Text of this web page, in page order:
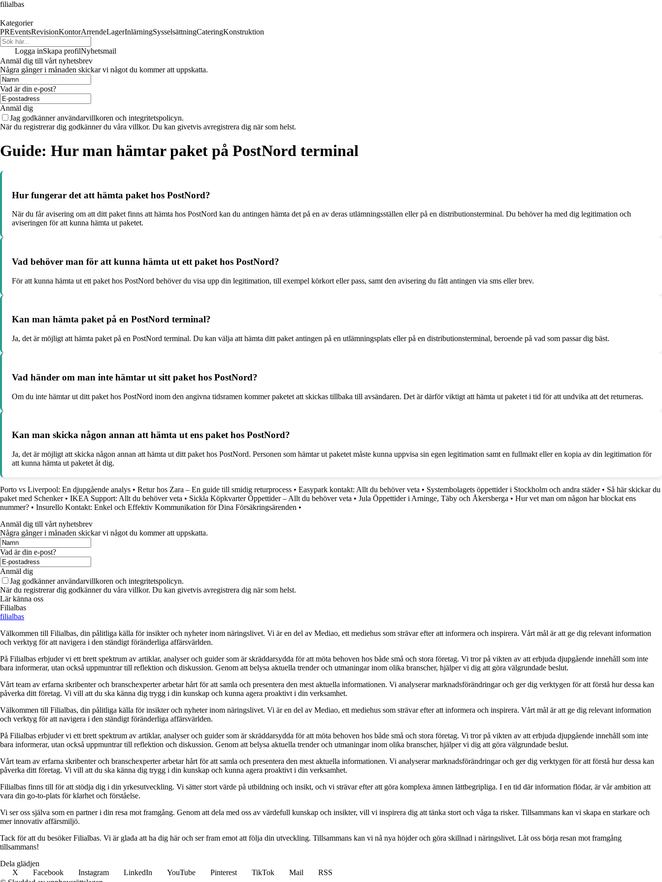
filialbas
Kategorier
PREventsRevisionKontorArrendeLagerInlärningSysselsättningCateringKonstruktion
Logga inSkapa profilNyhetsmail
Anmäl dig till vårt nyhetsbrev
Några gånger i månaden skickar vi något du kommer att uppskatta.
Vad är din e-post?
Anmäl dig
Jag godkänner användarvillkoren och integritetspolicyn.
När du registrerar dig godkänner du våra villkor. Du kan givetvis avregistrera dig när som helst.
Guide: Hur man hämtar paket på PostNord terminal
Hur fungerar det att hämta paket hos PostNord?
När du får avisering om att ditt paket finns att hämta hos PostNord kan du antingen hämta det på en av deras utlämningsställen eller på en distributionsterminal. Du behöver ha med dig legitimation och
aviseringen för att kunna hämta ut paketet.
Vad behöver man för att kunna hämta ut ett paket hos PostNord?
För att kunna hämta ut ett paket hos PostNord behöver du visa upp din legitimation, till exempel körkort eller pass, samt den avisering du fått antingen via sms eller brev.
Kan man hämta paket på en PostNord terminal?
Ja, det är möjligt att hämta paket på en PostNord terminal. Du kan välja att hämta ditt paket antingen på en utlämningsplats eller på en distributionsterminal, beroende på vad som passar dig bäst.
Vad händer om man inte hämtar ut sitt paket hos PostNord?
Om du inte hämtar ut ditt paket hos PostNord inom den angivna tidsramen kommer paketet att skickas tillbaka till avsändaren. Det är därför viktigt att hämta ut paketet i tid för att undvika att det returneras.
Kan man skicka någon annan att hämta ut ens paket hos PostNord?
Ja, det är möjligt att skicka någon annan att hämta ut ditt paket hos PostNord. Personen som hämtar ut paketet måste kunna uppvisa sin egen legitimation samt en fullmakt eller en kopia av din legitimation för
att kunna hämta ut paketet åt dig.
Porto vs Liverpool: En djupgående analys • Retur hos Zara – En guide till smidig returprocess • Easypark kontakt: Allt du behöver veta • Systembolagets öppettider i Stockholm och andra städer• Så här skickar du
paket med Schenker• IKEA Support: Allt du behöver veta • Sickla Köpkvarter Öppettider – Allt du behöver veta • Jula Öppettider i Arninge, Täby och Åkersberga • Hur vet man om någon har blockat ens
nummer? • Insurello Kontakt: Enkel och Effektiv Kommunikation för Dina Försäkringsärenden •
Anmäl dig till vårt nyhetsbrev
Några gånger i månaden skickar vi något du kommer att uppskatta.
Vad är din e-post?
Anmäl dig
Jag godkänner användarvillkoren och integritetspolicyn.
När du registrerar dig godkänner du våra villkor. Du kan givetvis avregistrera dig när som helst.
Lär känna oss
Filialbas
filialbas
Välkommen till Filialbas, din pålitliga källa för insikter och nyheter inom näringslivet. Vi är en del av Mediao, ett mediehus som strävar efter att informera och inspirera. Vårt mål är att ge dig relevant information
och verktyg för att navigera i den ständigt föränderliga affärsvärlden.
På Filialbas erbjuder vi ett brett spektrum av artiklar, analyser och guider som är skräddarsydda för att möta behoven hos både små och stora företag. Vi tror på vikten av att erbjuda djupgående innehåll som inte
bara informerar, utan också uppmuntrar till reflektion och diskussion. Genom att belysa aktuella trender och utmaningar inom olika branscher, hjälper vi dig att göra välgrundade beslut.
Vårt team av erfarna skribenter och branschexperter arbetar hårt för att samla och presentera den mest aktuella informationen. Vi analyserar marknadsförändringar och ger dig verktygen för att förstå hur dessa kan
påverka ditt företag. Vi vill att du ska känna dig trygg i din kunskap och kunna agera proaktivt i din verksamhet.
Välkommen till Filialbas, din pålitliga källa för insikter och nyheter inom näringslivet. Vi är en del av Mediao, ett mediehus som strävar efter att informera och inspirera. Vårt mål är att ge dig relevant information
och verktyg för att navigera i den ständigt föränderliga affärsvärlden.
På Filialbas erbjuder vi ett brett spektrum av artiklar, analyser och guider som är skräddarsydda för att möta behoven hos både små och stora företag. Vi tror på vikten av att erbjuda djupgående innehåll som inte
bara informerar, utan också uppmuntrar till reflektion och diskussion. Genom att belysa aktuella trender och utmaningar inom olika branscher, hjälper vi dig att göra välgrundade beslut.
Vårt team av erfarna skribenter och branschexperter arbetar hårt för att samla och presentera den mest aktuella informationen. Vi analyserar marknadsförändringar och ger dig verktygen för att förstå hur dessa kan
påverka ditt företag. Vi vill att du ska känna dig trygg i din kunskap och kunna agera proaktivt i din verksamhet.
Filialbas finns till för att stödja dig i din yrkesutveckling. Vi sätter stort värde på utbildning och insikt, och vi strävar efter att göra komplexa ämnen lättbegripliga. I en tid där information flödar, är vår ambition att
vara din go-to-plats för klarhet och förståelse.
Vi ser oss själva som en partner i din resa mot framgång. Genom att dela med oss av värdefull kunskap och insikter, vill vi inspirera dig att tänka stort och våga ta risker. Tillsammans kan vi skapa en starkare och
mer innovativ affärsmiljö.
Tack för att du besöker Filialbas. Vi är glada att ha dig här och ser fram emot att följa din utveckling. Tillsammans kan vi nå nya höjder och göra skillnad i näringslivet. Låt oss börja resan mot framgång
tillsammans!
Dela glädjen
X
Facebook Instagram LinkedIn YouTube Pinterest TikTok Mail
RSS